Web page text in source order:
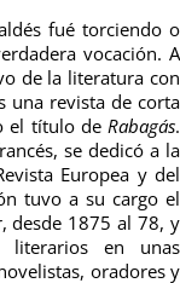
fué torciendo o
vocación. A
de la literatura con
una revista de corta
el título de Rabagás.
se dedicó a la
Europea y del
tuvo a su cargo el
desde 1875 al 78, y
literarios en unas
oradores y